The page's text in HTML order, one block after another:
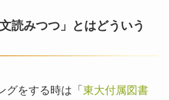
読みつつ」とはどういう
グをする時は「 東大付属図書